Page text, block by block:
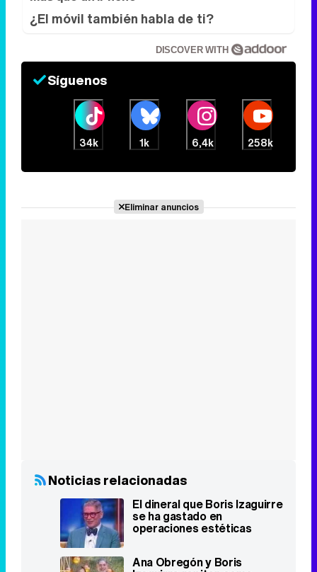
6,4k 258k
Eliminar anuncios
Izaguirre repiten como
presentadores de
'Telepasión 2022'
Boris Izaguirre arremete
contra el discurso de
niegue, es homófobo"